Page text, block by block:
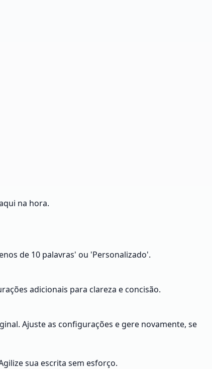
na hora.
de 10 palavras' ou 'Personalizado'.
adicionais para clareza e concisão.
Ajuste as configurações e gere novamente, se
sua escrita sem esforço.